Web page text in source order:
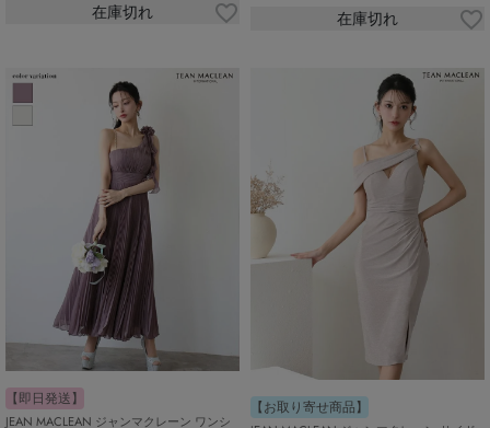
在庫切れ 在庫切れ
【即日発送】
JEAN MACLEAN ジャンマクレーン ワンシ
【お取り寄せ商品】